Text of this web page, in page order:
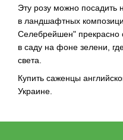
Эту розу можно посадить
в ландшафтных
Селебрейшен" прекрасно
в саду на фоне зелени,
света.
Купить саженцы
Украине.